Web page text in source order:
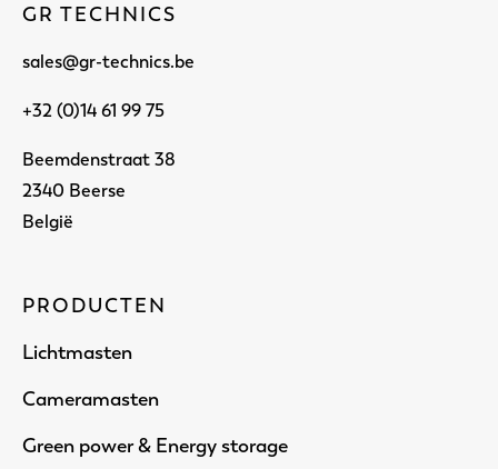
GR TECHNICS
sales@gr-technics.be
+32 (0)14 61 99 75
Beemdenstraat 38
2340 Beerse
België
PRODUCTEN
Lichtmasten
Cameramasten
Green power & Energy storage